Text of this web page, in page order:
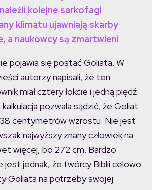
kolejne sarkofagi
klimatu ujawniają skarby
a naukowcy są zmartwieni
pojawia się postać Goliata. W
autorzy napisali, że ten
miał cztery łokcie i jedną piędź
pozwala sądzić, że Goliat
centymetrów wzrostu. Nie jest
najwyższy znany człowiek na
więcej, bo 272 cm. Bardzo
jest jednak, że twórcy Biblii celowo
Goliata na potrzeby swojej